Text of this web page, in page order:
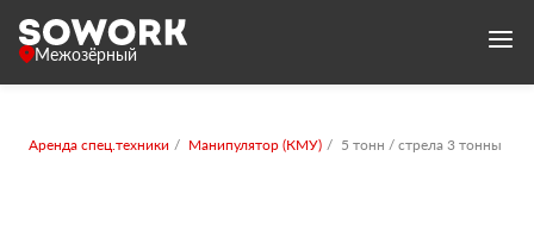
Межозёрный
Аренда спец.техники Манипулятор (КМУ) 5 тонн / стрела 3 тонны